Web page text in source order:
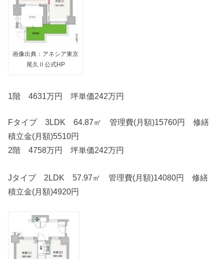
画像出典：アネシア東京
尾久Ⅱ公式HP
1階 4631万円 坪単価242万円
Fタイプ 3LDK 64.87㎡ 管理費(月額)15760円 修繕
積立金(月額)5510円
2階 4758万円 坪単価242万円
Jタイプ 2LDK 57.97㎡ 管理費(月額)14080円 修繕
積立金(月額)4920円